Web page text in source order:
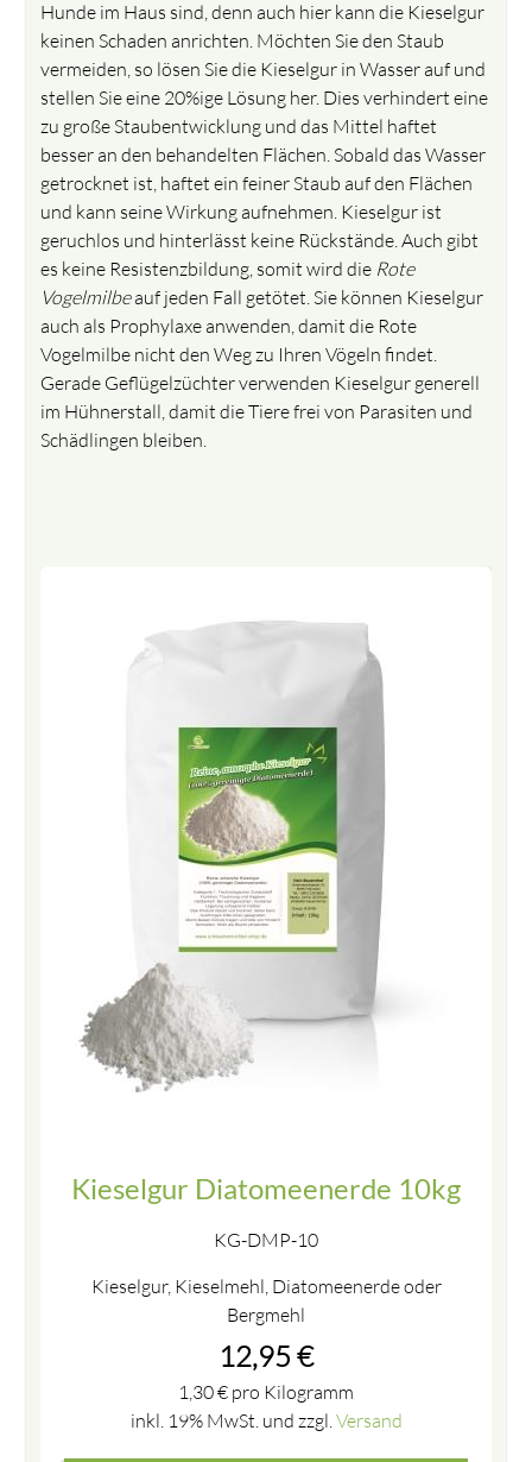
Hunde im Haus sind, denn auch hier kann die Kieselgur
keinen Schaden anrichten. Möchten Sie den Staub
vermeiden, so lösen Sie die Kieselgur in Wasser auf und
stellen Sie eine 20%ige Lösung her. Dies verhindert eine
zu große Staubentwicklung und das Mittel haftet
besser an den behandelten Flächen. Sobald das Wasser
getrocknet ist, haftet ein feiner Staub auf den Flächen
und kann seine Wirkung aufnehmen. Kieselgur ist
geruchlos und hinterlässt keine Rückstände. Auch gibt
es keine Resistenzbildung, somit wird die Rote
Vogelmilbeauf jeden Fall getötet. Sie können Kieselgur
auch als Prophylaxe anwenden, damit die Rote
Vogelmilbe nicht den Weg zu Ihren Vögeln findet.
Gerade Geflügelzüchter verwenden Kieselgur generell
im Hühnerstall, damit die Tiere frei von Parasiten und
Schädlingen bleiben.
Kieselgur Diatomeenerde 10kg
KG-DMP-10
Kieselgur, Kieselmehl, Diatomeenerde oder
Bergmehl
12,95 €
1,30€ pro Kilogramm
inkl. 19% MwSt. und zzgl.Versand